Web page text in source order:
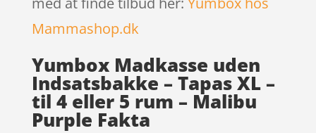
Mammashop.dk
Yumbox Madkasse uden
Indsatsbakke – Tapas XL –
til 4 eller 5 rum – Malibu
Purple Fakta